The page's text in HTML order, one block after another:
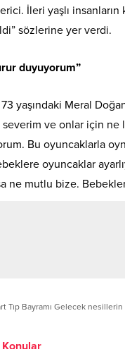
İleri yaşlı
sözlerine yer verdi.
duyuyorum”
yaşındaki Meral
severim ve onlar için ne
Bu oyuncaklarla
oyuncaklar
ne mutlu bize.
Tıp Bayramı Gelecek